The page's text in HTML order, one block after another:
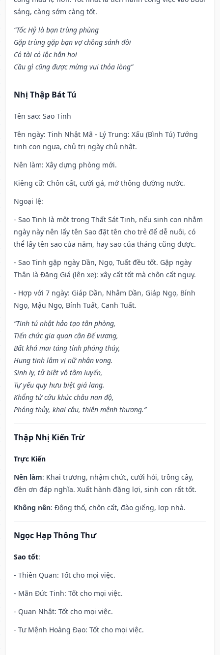
sáng, càng sớm càng tốt.
“Tốc Hỷ là bạn trùng phùng
Gặp trùng gặp bạn vợ chồng sánh đôi
Có tài có lộc hẳn hoi
Cầu gì cũng được mừng vui thỏa lòng”
Nhị Thập Bát Tú
Tên sao: Sao Tinh
Tên ngày: Tinh Nhật Mã - Lý Trung: Xấu (Bình Tú) Tướng
tinh con ngựa, chủ trị ngày chủ nhật.
Nên làm: Xây dựng phòng mới.
Kiêng cữ: Chôn cất, cưới gả, mở thông đường nước.
Ngoại lệ:
- Sao Tinh là một trong Thất Sát Tinh, nếu sinh con nhằm
ngày này nên lấy tên Sao đặt tên cho trẻ để dễ nuôi, có
thể lấy tên sao của năm, hay sao của tháng cũng được.
- Sao Tinh gặp ngày Dần, Ngọ, Tuất đều tốt. Gặp ngày
Thân là Đăng Giá (lên xe): xây cất tốt mà chôn cất nguy.
- Hợp với 7 ngày: Giáp Dần, Nhâm Dần, Giáp Ngọ, Bính
Ngọ, Mậu Ngọ, Bính Tuất, Canh Tuất.
“Tinh tú nhật hảo tạo tân phòng,
Tiến chức gia quan cận Đế vương,
Bất khả mai táng tính phóng thủy,
Hung tinh lâm vị nữ nhân vong.
Sinh ly, tử biệt vô tâm luyến,
Tự yếu quy hưu biệt giá lang.
Khổng tử cửu khúc châu nan độ,
Phóng thủy, khai câu, thiên mệnh thương.”
Thập Nhị Kiến Trừ
Trực Kiến
Nên làm: Khai trương, nhậm chức, cưới hỏi, trồng cây,
đền ơn đáp nghĩa. Xuất hành đặng lợi, sinh con rất tốt.
Không nên: Động thổ, chôn cất, đào giếng, lợp nhà.
Ngọc Hạp Thông Thư
Sao tốt:
- Thiên Quan: Tốt cho mọi việc.
- Mãn Đức Tinh: Tốt cho mọi việc.
- Quan Nhật: Tốt cho mọi việc.
- Tư Mệnh Hoàng Đạo: Tốt cho mọi việc.